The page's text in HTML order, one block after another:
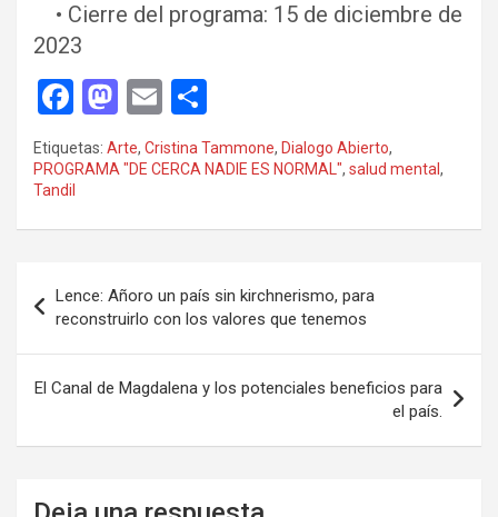
• Cierre del programa: 15 de diciembre de
2023
F
a
ce
b
o
k
M
a
st
d
n
E
m
ail
o
m
ar
Etiquetas: Arte, Cristina Tammone, Dialogo Abierto,
PROGRAMA "DE CERCA NADIE ES NORMAL", salud mental ,
Tandil
de
entradas
Lence: Añoro un país sin kirchnerismo, para
reconstruirlo con los valores que tenemos
El Canal de Magdalena y los potenciales beneficios para
el país.